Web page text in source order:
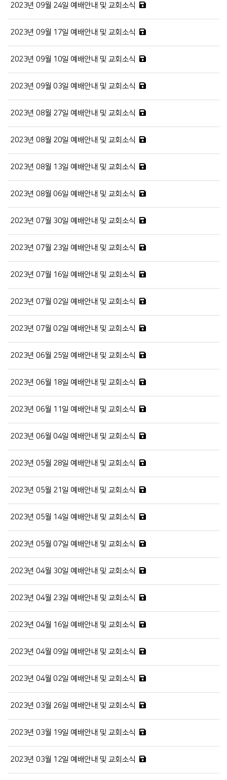
2023년 09월 24일 예배안내 및 교회소식
2023년 09월 17일 예배안내 및 교회소식
2023년 09월 10일 예배안내 및 교회소식
2023년 09월 03일 예배안내 및 교회소식
2023년 08월 27일 예배안내 및 교회소식
2023년 08월 20일 예배안내 및 교회소식
2023년 08월 13일 예배안내 및 교회소식
2023년 08월 06일 예배안내 및 교회소식
2023년 07월 30일 예배안내 및 교회소식
2023년 07월 23일 예배안내 및 교회소식
2023년 07월 16일 예배안내 및 교회소식
2023년 07월 02일 예배안내 및 교회소식
2023년 07월 02일 예배안내 및 교회소식
2023년 06월 25일 예배안내 및 교회소식
2023년 06월 18일 예배안내 및 교회소식
2023년 06월 11일 예배안내 및 교회소식
2023년 06월 04일 예배안내 및 교회소식
2023년 05월 28일 예배안내 및 교회소식
2023년 05월 21일 예배안내 및 교회소식
2023년 05월 14일 예배안내 및 교회소식
2023년 05월 07일 예배안내 및 교회소식
2023년 04월 30일 예배안내 및 교회소식
2023년 04월 23일 예배안내 및 교회소식
2023년 04월 16일 예배안내 및 교회소식
2023년 04월 09일 예배안내 및 교회소식
2023년 04월 02일 예배안내 및 교회소식
2023년 03월 26일 예배안내 및 교회소식
2023년 03월 19일 예배안내 및 교회소식
2023년 03월 12일 예배안내 및 교회소식